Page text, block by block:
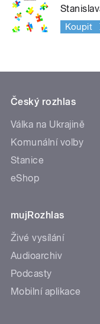
Koupit
Český rozhlas
Válka na Ukrajině
Komunální volby
Stanice
eShop
mujRozhlas
Živé vysílání
Audioarchiv
Podcasty
Mobilní aplikace